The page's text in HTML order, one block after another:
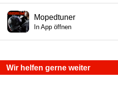
Mopedtuner
In App öffnen
Wir helfen gerne weiter